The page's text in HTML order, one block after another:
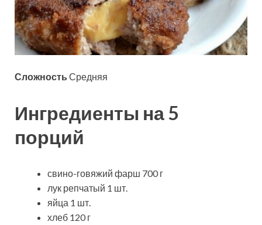
Сложность Средняя
Ингредиенты на 5
порций
свино-говяжий фарш 700 г
лук репчатый 1 шт.
яйца 1 шт.
хлеб 120 г